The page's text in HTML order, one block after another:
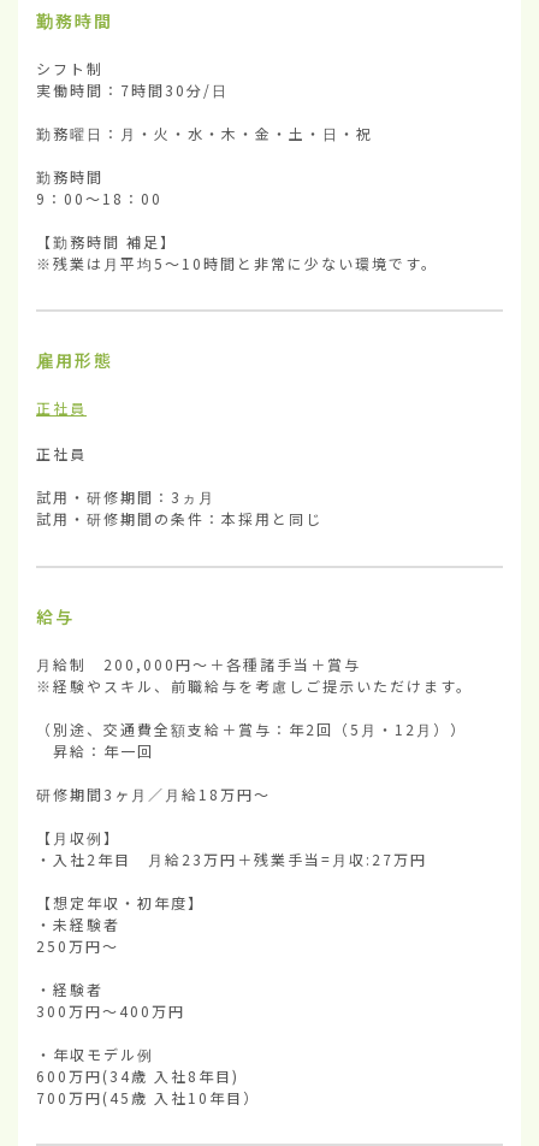
勤務時間
シフト制
実働時間：7時間30分/日
勤務曜日：月・火・水・木・金・土・日・祝
勤務時間
9：00～18：00
【勤務時間 補足】
※残業は月平均5～10時間と非常に少ない環境です。
雇用形態
正社員
正社員
試用・研修期間：3ヵ月
試用・研修期間の条件：本採用と同じ
給与
月給制　200,000円～＋各種諸手当＋賞与
※経験やスキル、前職給与を考慮しご提示いただけます。
（別途、交通費全額支給＋賞与：年2回（5月・12月））
昇給：年一回
研修期間3ヶ月／月給18万円～
【月収例】
・入社2年目　月給23万円＋残業手当=月収:27万円
【想定年収・初年度】
・未経験者
250万円～
・経験者
300万円～400万円
・年収モデル例
600万円(34歳 入社8年目)
700万円(45歳 入社10年目）